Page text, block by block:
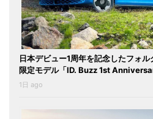
日本デビュー1周年を記念したフォ
限定モデル「ID. Buzz 1st
1日 ago